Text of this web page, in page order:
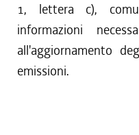
1, lettera c),
informazioni
all'aggiornamento
emissioni.